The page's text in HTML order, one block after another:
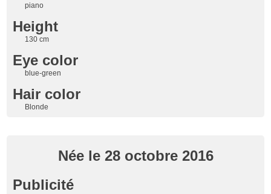
piano
Height
130 cm
Eye color
blue-green
Hair color
Blonde
Née le 28 octobre 2016
Publicité